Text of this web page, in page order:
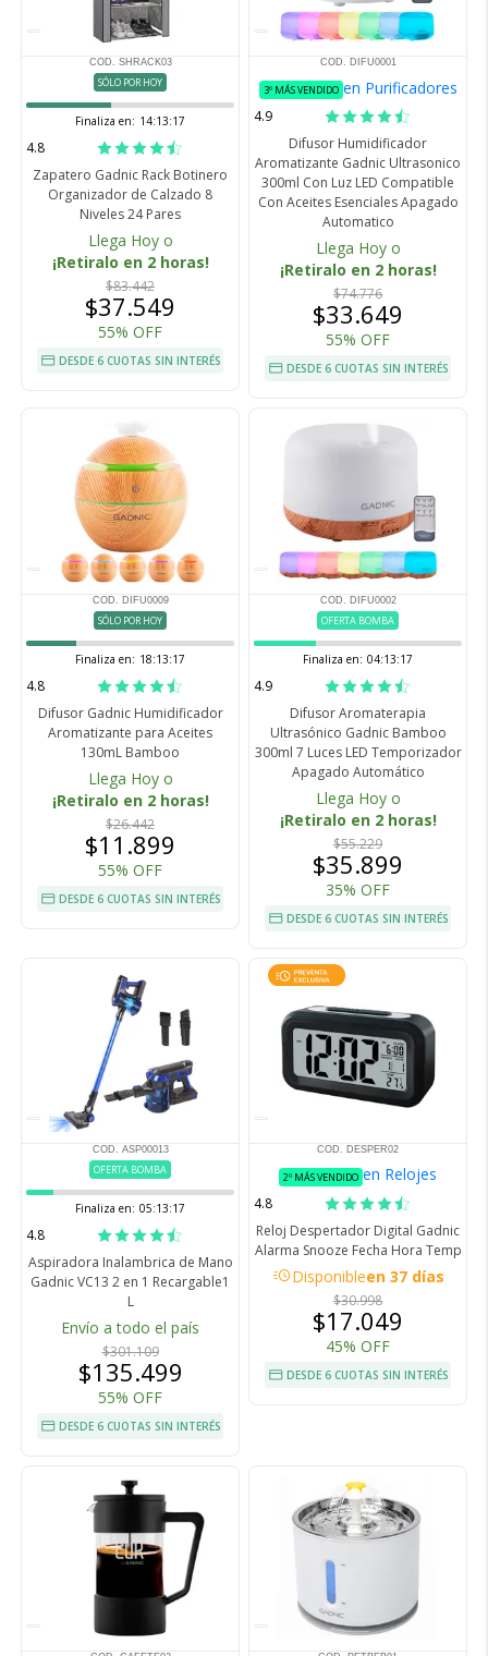
COD. SHRACK03
SÓLO POR HOY
Finaliza en: 14:13:16
4.8
Zapatero Gadnic Rack Botinero
Organizador de Calzado 8
Niveles 24 Pares
Llega Hoy o
¡Retiralo en 2 horas!
$83.442
$37.549
55% OFF
DESDE 6 CUOTAS SIN INTERÉS
COD. DIFU0001
3º MÁS VENDIDO en Purificadores
4.9
Difusor Humidificador
Aromatizante Gadnic Ultrasonico
300ml Con Luz LED Compatible
Con Aceites Esenciales Apagado
Automatico
Llega Hoy o
¡Retiralo en 2 horas!
$74.776
$33.649
55% OFF
DESDE 6 CUOTAS SIN INTERÉS
COD. DIFU0009
SÓLO POR HOY
Finaliza en: 18:13:16
4.8
Difusor Gadnic Humidificador
Aromatizante para Aceites
130mL Bamboo
Llega Hoy o
¡Retiralo en 2 horas!
$26.442
$11.899
55% OFF
DESDE 6 CUOTAS SIN INTERÉS
COD. DIFU0002
OFERTA BOMBA
Finaliza en: 04:13:16
4.9
Difusor Aromaterapia
Ultrasónico Gadnic Bamboo
300ml 7 Luces LED Temporizador
Apagado Automático
Llega Hoy o
¡Retiralo en 2 horas!
$55.229
$35.899
35% OFF
DESDE 6 CUOTAS SIN INTERÉS
COD. ASP00013
OFERTA BOMBA
Finaliza en: 05:13:16
4.8
Aspiradora Inalambrica de Mano
Gadnic VC13 2 en 1 Recargable1
L
Envío a todo el país
$301.109
$135.499
55% OFF
DESDE 6 CUOTAS SIN INTERÉS
COD. DESPER02
2º MÁS VENDIDO en Relojes
4.8
Reloj Despertador Digital Gadnic
Alarma Snooze Fecha Hora Temp
acuteDisponibleen 37 días
$30.998
$17.049
45% OFF
DESDE 6 CUOTAS SIN INTERÉS